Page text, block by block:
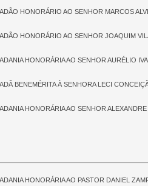
HONORÁRIO AO SENHOR MARCOS
HONORÁRIO AO SENHOR JOAQUIM
HONORÁRIA AO SENHOR AURÉLIO
BENEMÉRITA À SENHORA LECI
HONORÁRIA AO SENHOR
HONORÁRIA AO PASTOR DANIEL